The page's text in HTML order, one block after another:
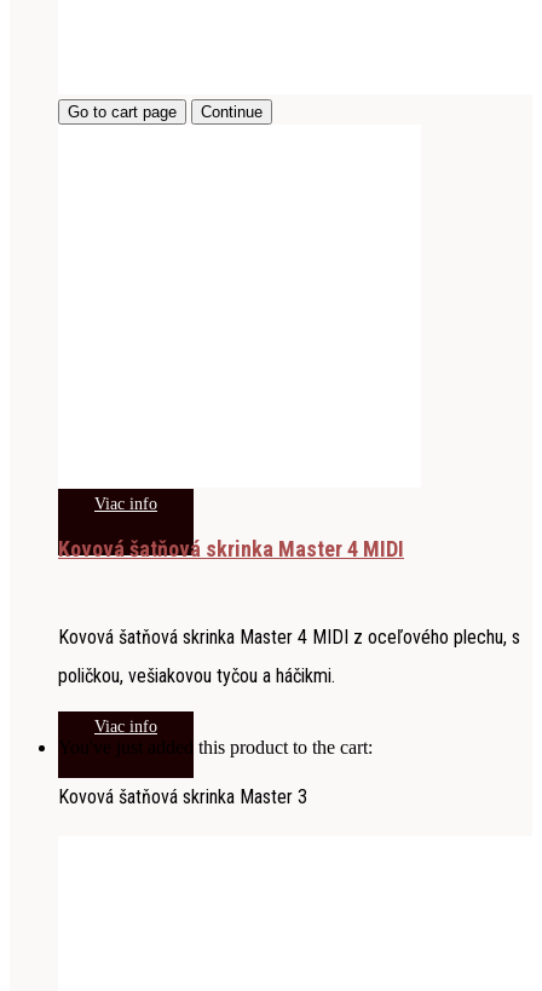
Go to cart page Continue
Viac info
Kovová šatňová skrinka Master 4 MIDI
Kovová šatňová skrinka Master 4 MIDI z oceľového plechu, s
poličkou, vešiakovou tyčou a háčikmi.
Viac info
You've just added this product to the cart:
Kovová šatňová skrinka Master 3